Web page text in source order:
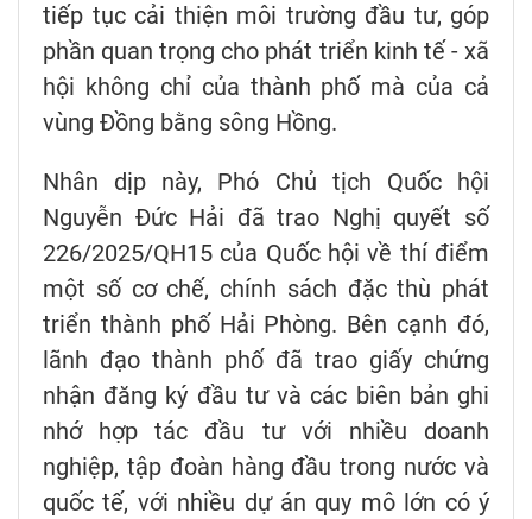
tiếp tục cải thiện môi trường đầu tư, góp
phần quan trọng cho phát triển kinh tế - xã
hội không chỉ của thành phố mà của cả
vùng Đồng bằng sông Hồng.
Nhân dịp này, Phó Chủ tịch Quốc hội
Nguyễn Đức Hải đã trao Nghị quyết số
226/2025/QH15 của Quốc hội về thí điểm
một số cơ chế, chính sách đặc thù phát
triển thành phố Hải Phòng. Bên cạnh đó,
lãnh đạo thành phố đã trao giấy chứng
nhận đăng ký đầu tư và các biên bản ghi
nhớ hợp tác đầu tư với nhiều doanh
nghiệp, tập đoàn hàng đầu trong nước và
quốc tế, với nhiều dự án quy mô lớn có ý